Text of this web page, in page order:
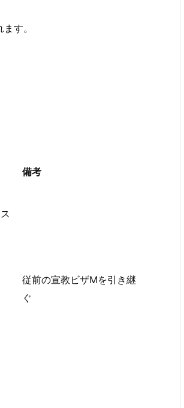
す。
備考
従前の宣教ビザMを引き継
ぐ